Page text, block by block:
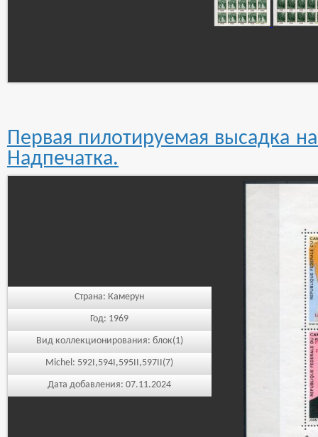
Первая пилотируемая высадка
Надпечатка.
Страна: Камерун
Год: 1969
Вид коллекционирования: блок(1)
Michel: 592I,594I,595II,597II(7)
Дата добавления:07.11.2024